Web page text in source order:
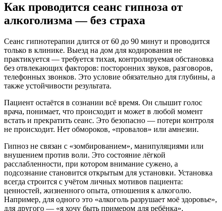
Как проводится сеанс гипноза от
алкоголизма — без страха
Сеанс гипнотерапии длится от 60 до 90 минут и проводится
только в клинике. Выезд на дом для кодирования не
практикуется — требуется тихая, контролируемая обстановка
без отвлекающих факторов: посторонних звуков, разговоров,
телефонных звонков. Это условие обязательно для глубины, а
также устойчивости результата.
Пациент остаётся в сознании всё время. Он слышит голос
врача, понимает, что происходит и может в любой момент
встать и прекратить сеанс. Это безопасно — потери контроля
не происходит. Нет обмороков, «провалов» или амнезии.
Гипноз не связан с «зомбированием», манипуляциями или
внушением против воли. Это состояние лёгкой
расслабленности, при котором внимание сужено, а
подсознание становится открытым для установки. Установка
всегда строится с учётом личных мотивов пациента:
ценностей, жизненного опыта, отношения к алкоголю.
Например, для одного это «алкоголь разрушает моё здоровье»,
для другого — «я хочу быть примером для ребёнка».